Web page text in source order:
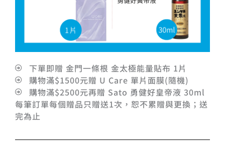
下單即贈 金門一條根 金太極能量貼布 1片
購物滿$1500元贈 U Care 單片面膜(隨機)
購物滿$2500元再贈 Sato 勇健好皇帝液 30ml
每筆訂單每個贈品只贈送1次，恕不累贈與更換；送
完為止